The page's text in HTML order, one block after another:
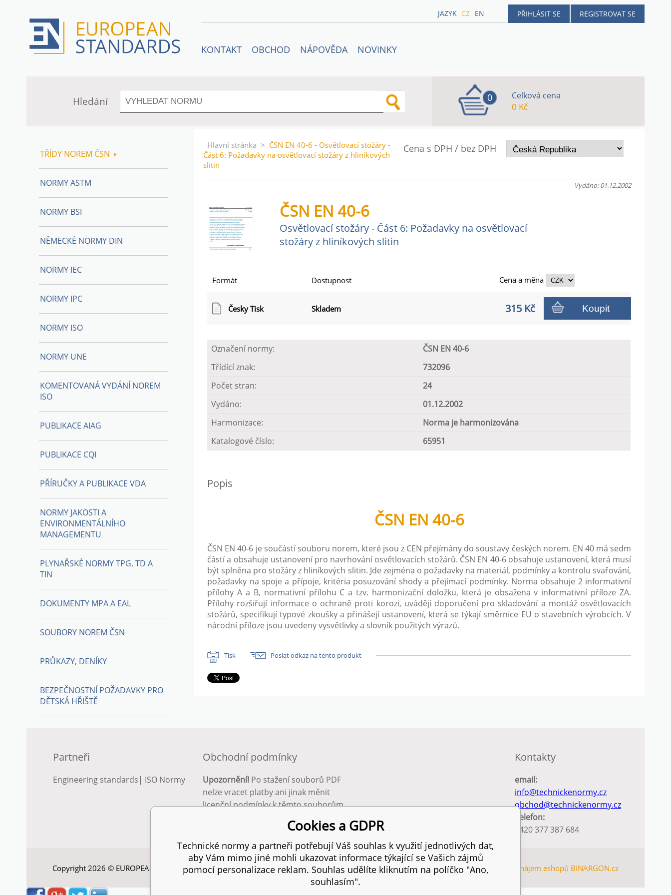
PŘIHLÁSIT SE REGISTROVAT SE
JAZYK CZ EN
KONTAKT OBCHOD NÁPOVĚDA NOVINKY
Hledání 0 Celková cena
0 Kč
Cena s DPH / bez DPH
Hlavní stránka > ČSN EN 40-6 - Osvětlovací stožáry -
Část 6: Požadavky na osvětlovací stožáry z hliníkových
slitin
Vydáno: 01.12.2002
ČSN EN 40-6
Osvětlovací stožáry - Část 6: Požadavky na osvětlovací
stožáry z hliníkových slitin
Formát Dostupnost Cena a měna
Česky Tisk Skladem 315 Kč Koupit
Označení normy:
ČSN EN 40-6
Třídící znak:
732096
Počet stran:
24
Vydáno:
01.12.2002
Harmonizace:
Norma je harmonizována
Katalogové číslo:
65951
Popis
ČSN EN 40-6
ČSN EN 40-6 je součástí souboru norem, které jsou z CEN přejímány do soustavy českých norem. EN 40 má sedm
částí a obsahuje ustanovení pro navrhování osvětlovacích stožárů. ČSN EN 40-6 obsahuje ustanovení, která musí
být splněna pro stožáry z hliníkových slitin. Jde zejména o požadavky na materiál, podmínky a kontrolu svařování,
požadavky na spoje a přípoje, kritéria posuzování shody a přejímací podmínky. Norma obsahuje 2 informativní
přílohy A a B, normativní přílohu C a tzv. harmonizační doložku, která je obsažena v informativní příloze ZA.
Přílohy rozšiřují informace o ochraně proti korozi, uvádějí doporučení pro skladování a montáž osvětlovacích
stožárů, specifikují typové zkoušky a přinášejí ustanovení, která se týkají směrnice EU o stavebních výrobcích. V
národní příloze jsou uvedeny vysvětlivky a slovník použitých výrazů.
Tisk Poslat odkaz na tento produkt
TŘÍDY NOREM ČSN
NORMY ASTM
NORMY BSI
NĚMECKÉ NORMY DIN
NORMY IEC
NORMY IPC
NORMY ISO
NORMY UNE
KOMENTOVANÁ VYDÁNÍ NOREM
ISO
PUBLIKACE AIAG
PUBLIKACE CQI
PŘÍRUČKY A PUBLIKACE VDA
NORMY JAKOSTI A
ENVIRONMENTÁLNÍHO
MANAGEMENTU
PLYNAŘSKÉ NORMY TPG, TD A
TIN
DOKUMENTY MPA A EAL
SOUBORY NOREM ČSN
PRŮKAZY, DENÍKY
BEZPEČNOSTNÍ POŽADAVKY PRO
DĚTSKÁ HŘIŠTĚ
Partneři
Engineering standards | ISO Normy
Obchodní podmínky
Upozornění! Po stažení souborů PDF
nelze vracet platby ani jinak měnit
licenční podmínky k těmto souborům.
Kontakty
email:
info@technickenormy.cz
obchod@technickenormy.cz
Telefon:
+420 377 387 684
Copyright 2026 © EUROPEAN STANDARD. Všechna práva vyhrazena. SITEMAP Tvorba a pronájem eshopů BINARGON.cz
Cookies a GDPR
Technické normy a partneři potřebují Váš souhlas k využití jednotlivých dat,
aby Vám mimo jiné mohli ukazovat informace týkající se Vašich zájmů
pomocí personalizace reklam. Souhlas udělíte kliknutím na políčko "Ano,
souhlasím".